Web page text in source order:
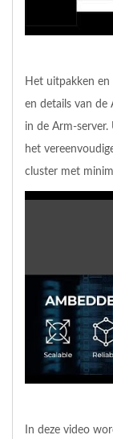
Het uitpakken
en details van de
in de Arm-
het
cluster met
In deze video